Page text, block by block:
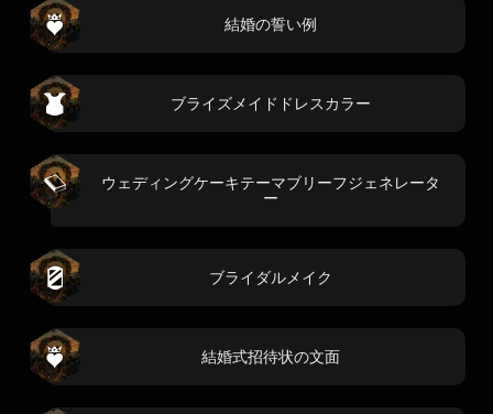
結婚の誓い例
ブライズメイドドレスカラー
ウェディングケーキテーマブリーフジェネレータ
ー
ブライダルメイク
結婚式招待状の文面